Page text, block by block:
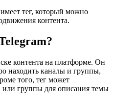
тег, который можно
контента.
контента на платформе. Он
находить каналы и группы,
того, тег может
или группы для описания темы